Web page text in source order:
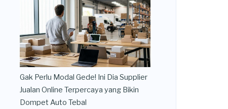
Gak Perlu Modal Gede! Ini Dia Supplier
Jualan Online Terpercaya yang Bikin
Dompet Auto Tebal